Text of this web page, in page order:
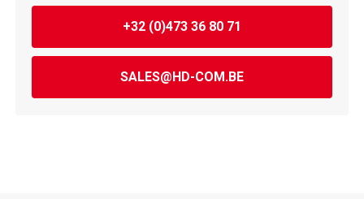
+32 (0)473 36 80 71
SALES@HD-COM.BE